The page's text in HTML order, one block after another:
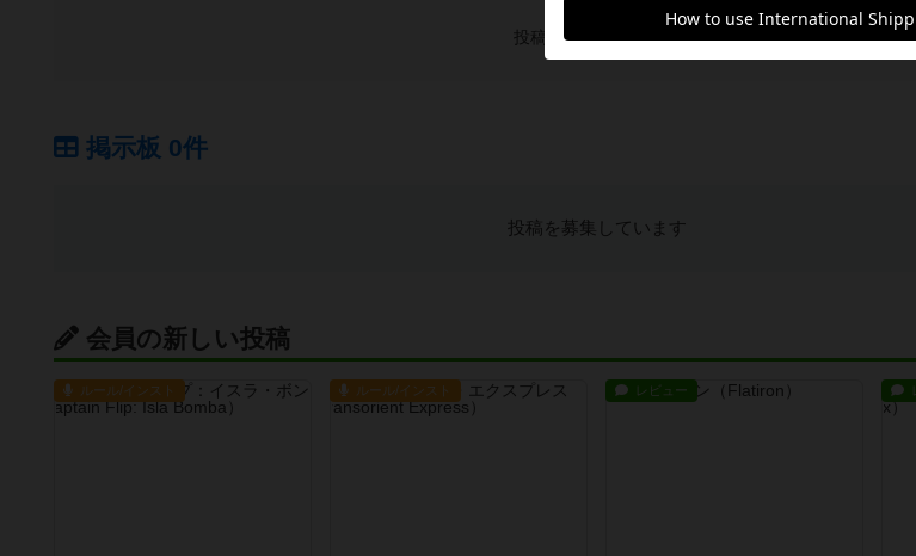
投稿を募集しています
掲示板 0件
投稿を募集しています
会員の新しい投稿
ルール/インスト ルール/インスト レビュー